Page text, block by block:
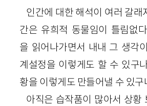
인간에 대한 해석이 여러 갈래
간은 유희적 동물임이 틀림없
을 읽어나가면서 내내 그 생각
계설정을 이렇게도 할 수 있구
황을 이렇게도 만들어낼 수 있구
아직은 습작품이 많아서 상황